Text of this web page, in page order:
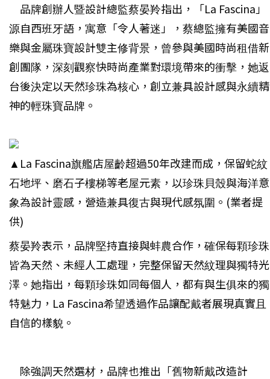
品牌創辦人暨設計總監蔡晏羚指出，「La Fascina」
源自西班牙語，寓意「令人著迷」，蔡總監擁有美國音
樂與金屬珠寶設計雙主修背景，曾參與美國時尚租借新
創團隊，深刻觀察快時尚產業對環境帶來的衝擊，她返
台後決定以天然珍珠為核心，創立兼具設計感與永續精
神的輕珠寶品牌。
▲La Fascina旗艦店屋齡超過50年改建而成，保留蛇紋
石地坪、磨石子樓梯等老屋元素，以珍珠貝殼與海洋意
象為設計靈感，營造兼具復古與現代感氛圍。(業者提
供)
蔡晏羚表示，品牌堅持直接與蚌農合作，確保每顆珍珠
皆為天然、未經人工處理，完整保留天然紋理與獨特光
澤。她指出，每顆珍珠如同每個人，都有與生俱來的獨
特魅力，La Fascina希望透過作品讓配戴者展現真實且
自信的樣貌。
除強調天然選材，品牌也推出「舊物新戴改造計